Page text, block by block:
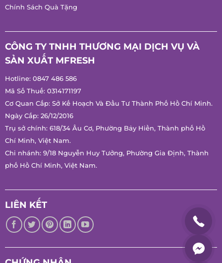
Chính Sách Quà Tặng
CÔNG TY TNHH THƯƠNG MẠI DỊCH VỤ VÀ
SẢN XUẤT MFRESH
Hotline: 0847 486 586
Mã Số Thuế: 0314171197
Cơ Quan Cấp: Sở Kế Hoạch Và Đầu Tư Thành Phố Hồ Chí Minh.
Ngày Cấp: 26/12/2016
Trụ sở chính: 618/34 Âu Cơ, Phường Bảy Hiền, Thành phố Hồ
Chí Minh, Việt Nam.
Chi nhánh: 9/18 Nguyễn Huy Tưởng, Phường Gia Định, Thành
phố Hồ Chí Minh, Việt Nam.
LIÊN KẾT